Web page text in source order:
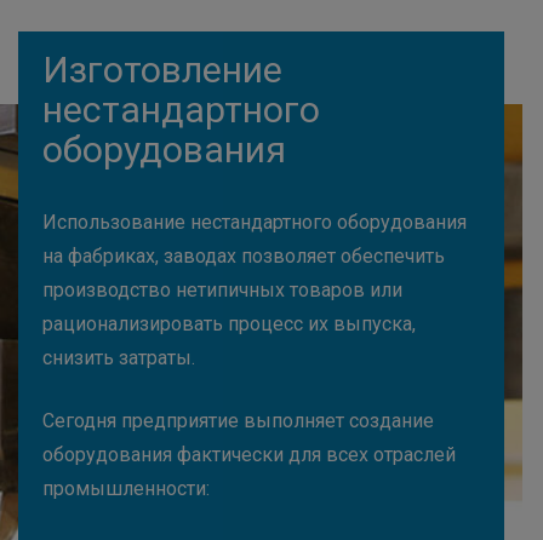
Изготовление
нестандартного
оборудования
Использование нестандартного оборудования
на фабриках, заводах позволяет обеспечить
производство нетипичных товаров или
рационализировать процесс их выпуска,
снизить затраты.
Сегодня предприятие выполняет создание
оборудования фактически для всех отраслей
промышленности: